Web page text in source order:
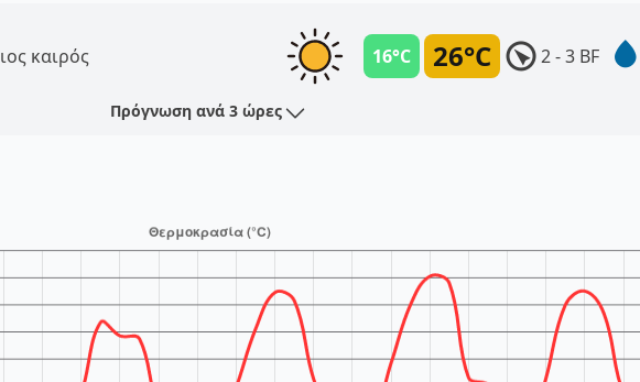
καιρός 26°C
16°C 2 - 3 BF
Πρόγνωση ανά 3 ώρες